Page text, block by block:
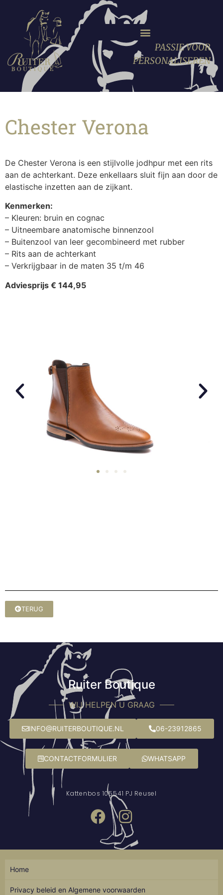
PASSIE VOOR
PERSONALISEREN
Chester Verona
De Chester Verona is een stijlvolle jodhpur met een rits
aan de achterkant. Deze enkellaars sluit fijn aan door de
elastische inzetten aan de zijkant.
Kenmerken:
– Kleuren: bruin en cognac
– Uitneembare anatomische binnenzool
– Buitenzool van leer gecombineerd met rubber
– Rits aan de achterkant
– Verkrijgbaar in de maten 35 t/m 46
Adviesprijs € 144,95
TERUG
Ruiter Boutique
WIJ HELPEN U GRAAG
INFO@RUITERBOUTIQUE.NL 06-23912865
CONTACTFORMULIER WHATSAPP
Kattenbos 105541 PJ Reusel
Home
Privacy beleid en Algemene voorwaarden